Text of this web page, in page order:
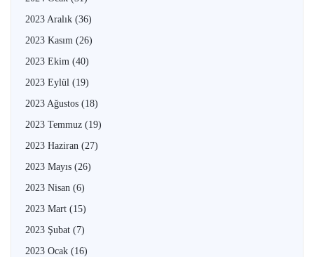
2023 Aralık (36)
2023 Kasım (26)
2023 Ekim (40)
2023 Eylül (19)
2023 Ağustos (18)
2023 Temmuz (19)
2023 Haziran (27)
2023 Mayıs (26)
2023 Nisan (6)
2023 Mart (15)
2023 Şubat (7)
2023 Ocak (16)